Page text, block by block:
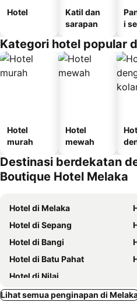
Hotel
Katil dan
sarapan
i
Kategori hotel popular
Hotel
murah
Hotel
mewah
Destinasi berdekatan
Boutique Hotel Melaka
Hotel di Melaka
Hotel di Sepang
Hotel di Bangi
Hotel di Batu Pahat
Hotel di Nilai
Lihat semua penginapan di